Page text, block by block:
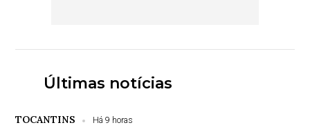
Últimas notícias
TOCANTINS Há 9 horas